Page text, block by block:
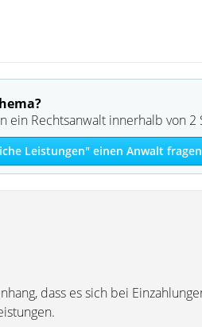
ein Rechtsanwalt innerhalb von
Leistungen" einen Anwalt fragen
dass es sich bei